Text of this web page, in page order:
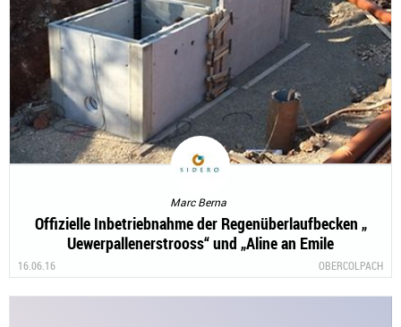
Marc Berna
Offizielle Inbetriebnahme der Regenüberlaufbecken „
Uewerpallenerstrooss“ und „Aline an Emile
16.06.16 OBERCOLPACH